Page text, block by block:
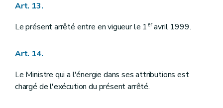
Art. 13.
Le présent arrêté entre en vigueur le 1eravril 1999.
Art. 14.
Le Ministre qui a l'énergie dans ses attributions est
chargé de l'exécution du présent arrêté.